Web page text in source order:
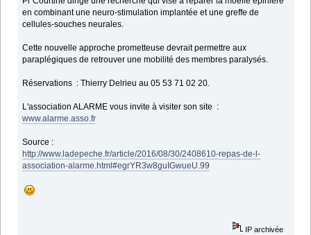
en combinant une neuro-stimulation implantée et une greffe de
cellules-souches neurales.
Cette nouvelle approche prometteuse devrait permettre aux
paraplégiques de retrouver une mobilité des membres paralysés.
Réservations : Thierry Delrieu au 05 53 71 02 20.
L'association ALARME vous invite à visiter son site :
www.alarme.asso.fr
Source :
http://www.ladepeche.fr/article/2016/08/30/2408610-repas-de-l-
association-alarme.html#egrYR3w8guIGwueU.99
IP archivée